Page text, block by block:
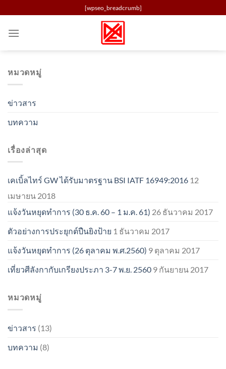
to
content
[wpseo_breadcrumb]
หมวดหมู่
ข่าวสาร
บทความ
เรื่องล่าสุด
เคเบิ้ลไทร์ GW ได้รับมาตรฐาน BSI IATF 16949:2016 12
เมษายน 2018
แจ้งวันหยุดทำการ (30 ธ.ค. 60 – 1 ม.ค. 61) 26 ธันวาคม 2017
ตัวอย่างการประยุกต์ปืนยิงป้าย 1 ธันวาคม 2017
แจ้งวันหยุดทำการ (26 ตุลาคม พ.ศ.2560) 9 ตุลาคม 2017
เที่ยวศีลังกากับเกรียงประภา 3-7 พ.ย. 2560 9 กันยายน 2017
หมวดหมู่
ข่าวสาร (13)
บทความ (8)